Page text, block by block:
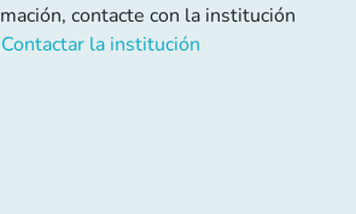
contacte con la institución
Contactar la institución